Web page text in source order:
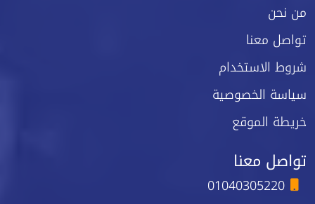
من نحن
تواصل معنا
شروط الاستخدام
سياسة الخصوصية
خريطة الموقع
تواصل معنا
01040305220